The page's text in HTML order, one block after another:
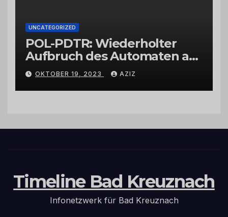
UNCATEGORIZED
POL-PDTR: Wiederholter
Aufbruch des Automaten am
Wohnmobilstellplatz in
Hermeskeil am Labachweg
OKTOBER 19, 2023 AZIZ
Timeline Bad Kreuznach
Infonetzwerk für Bad Kreuznach